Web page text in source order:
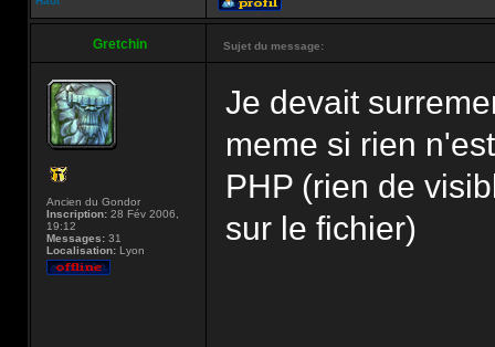
Gretchin Sujet du message:
Ancien du Gondor
Inscription: 28 Fév 2006,
19:12
Messages: 31
Localisation: Lyon
Je devait
meme si rien
PHP (rien de
sur le fichier)